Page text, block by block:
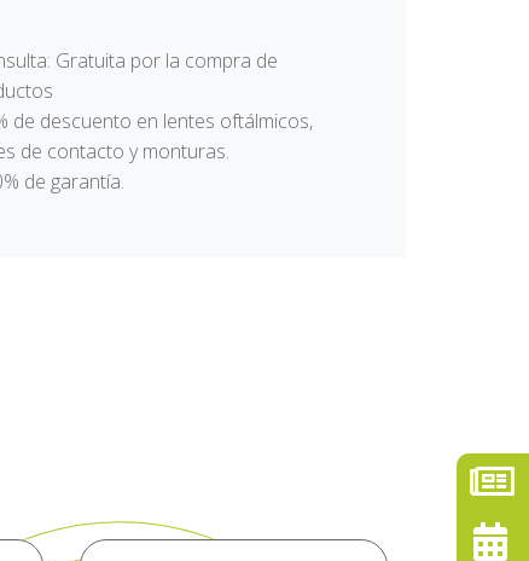
Gratuita por la compra de
de descuento en lentes oftálmicos,
de contacto y monturas.
de garantía.